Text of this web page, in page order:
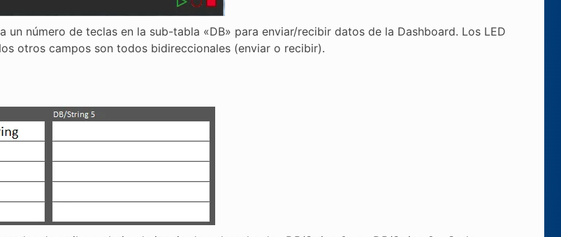
un número de teclas en la sub-tabla «DB» para enviar/recibir datos de la Dashboard. Los LED
otros campos son todos bidireccionales (enviar o recibir).